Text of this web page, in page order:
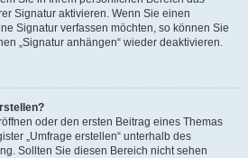
Signatur aktivieren. Wenn Sie einen
Signatur verfassen möchten, so können Sie
„Signatur anhängen“ wieder deaktivieren.
oder den ersten Beitrag eines Themas
„Umfrage erstellen“ unterhalb des
Sollten Sie diesen Bereich nicht sehen